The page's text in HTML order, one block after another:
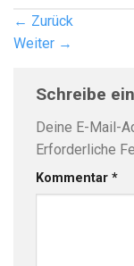
← Zurück
Weiter →
Schreibe
Deine E-Mail-
Erforderliche
Kommentar *